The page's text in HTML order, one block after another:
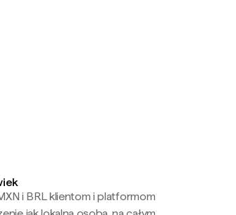
i BRL klientom i platformom